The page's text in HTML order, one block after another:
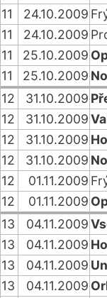
11
24.10.2009
11
24.10.2009
11
25.10.2009
11
25.10.2009
12
31.10.2009
12
31.10.2009
12
31.10.2009
12
31.10.2009
12
01.11.2009
12
01.11.2009
13
04.11.2009
13
04.11.2009
13
04.11.2009
13
04.11.2009